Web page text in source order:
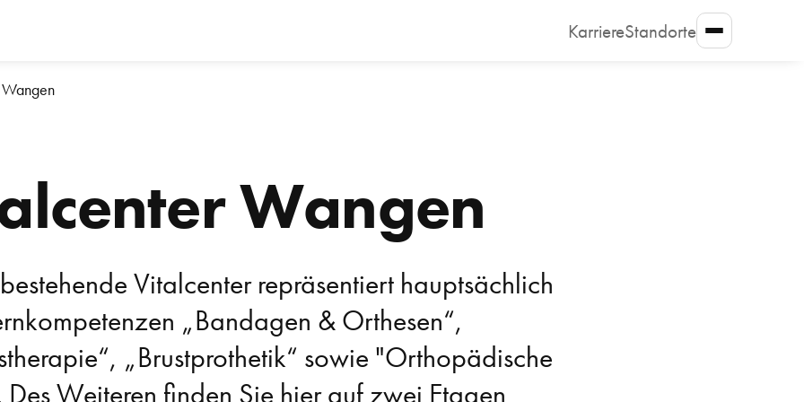
KarriereStandorte
Wangen
Vitalcenter repräsentiert hauptsächlich
„Bandagen & Orthesen“,
„Brustprothetik“ sowie "Orthopädische